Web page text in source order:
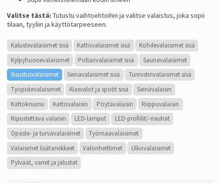
Valitse tästä: Tutustu vaihtoehtoihin ja valitse valaistus, joka sopii
tilaan, tyyliin ja käyttötarpeeseen.
Kalustevalaisimet sisä Kattovalaisimet sisä
Kohdevalaisimet sisä
Kylpyhuonevalaisimet
Pollarivalaisimet sisä
Saunavalaisimet
Sisustusvalaisimet
Seinävalaisimet sisä
Tunnistinvalaisimet sisä
Työpistevalaisimet
Alasvalot ja spotit sisä
Seinävalaisin
Kattokruunu
Kattovalaisin Pöytävalaisin
Riippuvalaisin
Ripustettava valaisin
LED-lamput
LED-profiilit/-nauhat
Opaste- ja turvavalaisimet
Työmaavalaisimet
Valaisimet lisätarvikkeet
Valonheittimet
Ulkovalaisimet
Pylväät, varret ja jalustat